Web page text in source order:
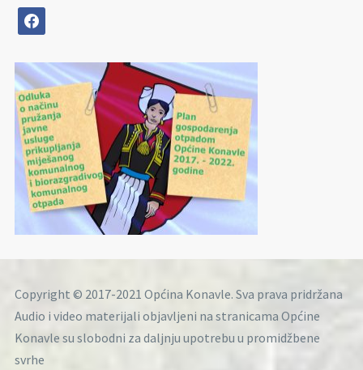
facebook
Copyright © 2017-2021 Općina Konavle. Sva prava pridržana
Audio i video materijali objavljeni na stranicama Općine
Konavle su slobodni za daljnju upotrebu u promidžbene
svrhe